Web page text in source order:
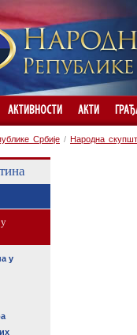
АКТИВНОСТИ АКТИ
Србије / Народна
у